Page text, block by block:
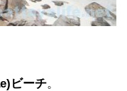
ビーチ。